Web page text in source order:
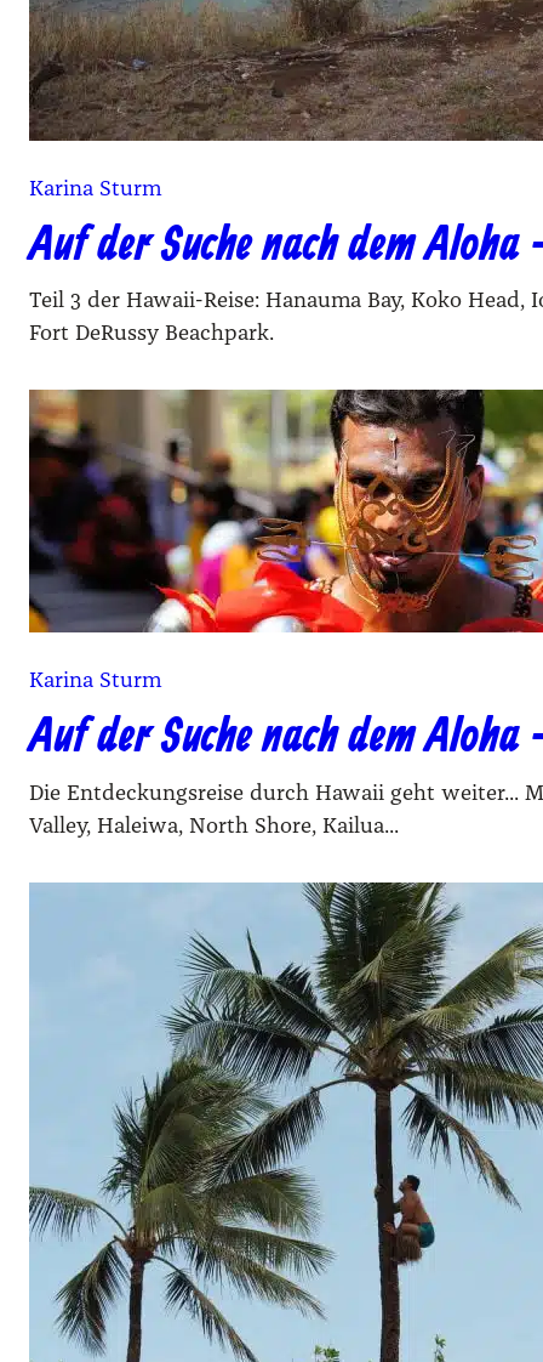
Karina Sturm
Auf der Suche nach dem
Teil 3 der Hawaii-Reise: Hanauma Bay, Koko Head,
Fort DeRussy Beachpark.
Karina Sturm
Auf der Suche nach dem
Die Entdeckungsreise durch Hawaii geht weiter...
Valley, Haleiwa, North Shore, Kailua...